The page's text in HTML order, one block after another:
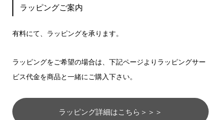
ラッピングご案内
有料にて、ラッピングを承ります。
ラッピングをご希望の場合は、下記ページよりラッピングサー
ビス代金を商品と一緒にご購入下さい。
ラッピング詳細はこちら＞＞＞